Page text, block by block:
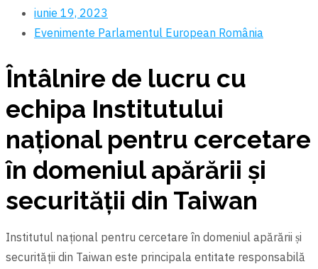
iunie 19, 2023
Evenimente Parlamentul European România
Întâlnire de lucru cu
echipa Institutului
național pentru cercetare
în domeniul apărării ṣi
securității din Taiwan
Institutul național pentru cercetare în domeniul apărării ṣi
securității din Taiwan este principala entitate responsabilă